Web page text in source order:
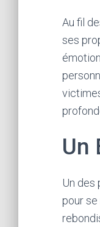
Au fil
ses
Un
Un des
pour